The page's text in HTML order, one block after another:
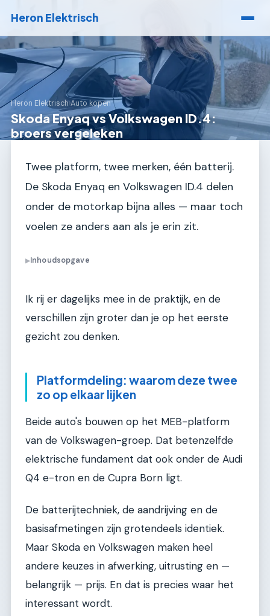
Heron Elektrisch
Heron Elektrisch›Auto kopen
Skoda Enyaq vs Volkswagen ID.4:
broers vergeleken
Twee platform, twee merken, één batterij.
De Skoda Enyaq en Volkswagen ID.4 delen
onder de motorkap bijna alles — maar toch
voelen ze anders aan als je erin zit.
▶Inhoudsopgave
Ik rij er dagelijks mee in de praktijk, en de
verschillen zijn groter dan je op het eerste
gezicht zou denken.
Platformdeling: waarom deze twee
zo op elkaar lijken
Beide auto's bouwen op het MEB-platform
van de Volkswagen-groep. Dat betenzelfde
elektrische fundament dat ook onder de Audi
Q4 e-tron en de Cupra Born ligt.
De batterijtechniek, de aandrijving en de
basisafmetingen zijn grotendeels identiek.
Maar Skoda en Volkswagen maken heel
andere keuzes in afwerking, uitrusting en —
belangrijk — prijs. En dat is precies waar het
interessant wordt.